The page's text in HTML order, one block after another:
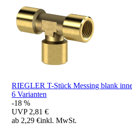
RIEGLER T-Stück Messing blank
6 Varianten
-18 %
UVP 2,81 €
ab 2,29 €inkl. MwSt.